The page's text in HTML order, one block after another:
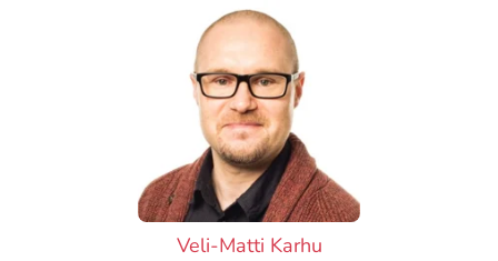
Veli-Matti Karhu